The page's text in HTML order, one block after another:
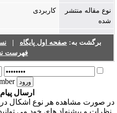
نوع مقاله منتشر
شده
کاربردی
برگشت به:صفحه اول پایگاه|
فهرست
ارسال
صورت مشاهده هر نوع اشکال در
نظرات و پیشنهاد های خود می